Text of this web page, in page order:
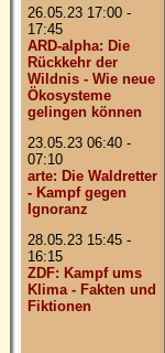
26.05.23 17:00 -
17:45
ARD-alpha: Die
Rückkehr der
Wildnis - Wie neue
Ökosysteme
gelingen können
23.05.23 06:40 -
07:10
arte: Die Waldretter
- Kampf gegen
Ignoranz
28.05.23 15:45 -
16:15
ZDF: Kampf ums
Klima - Fakten und
Fiktionen